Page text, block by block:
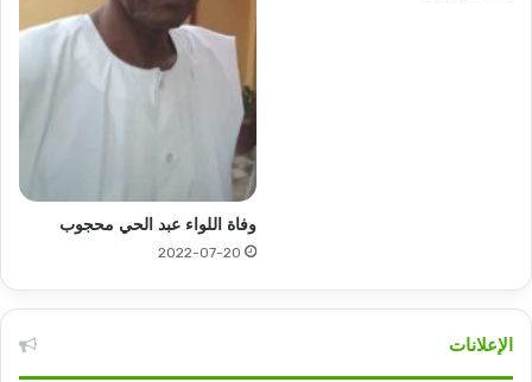
وفاة اللواء عبد الحي محجوب
2022-07-20
الإعلانات